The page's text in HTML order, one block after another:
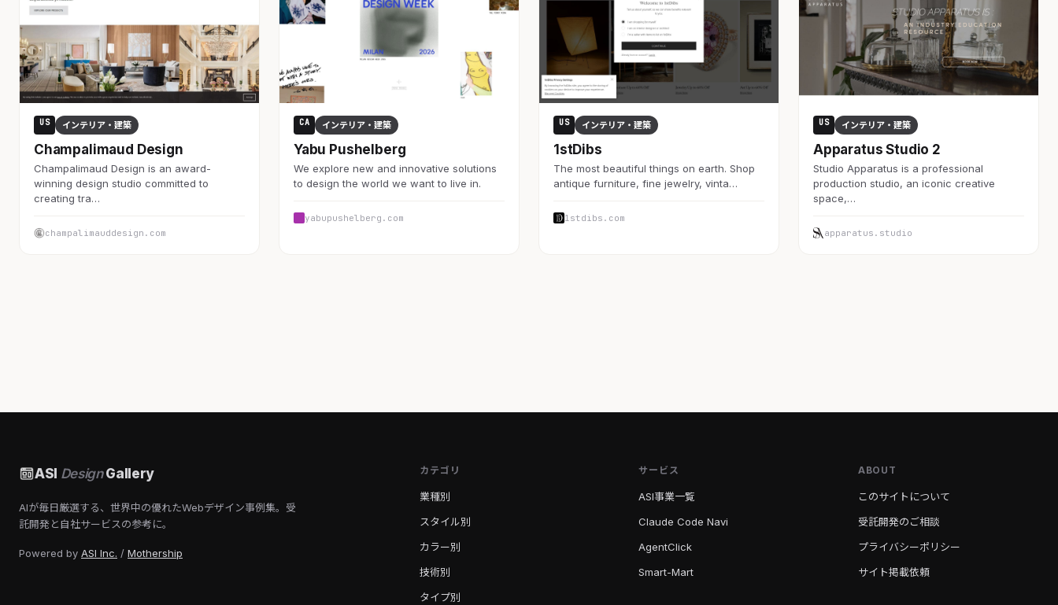
US インテリア・建築
Champalimaud Design
Champalimaud Design is an award-
winning design studio committed to
creating tra…
champalimauddesign.com
CA インテリア・建築
Yabu Pushelberg
We explore new and innovative solutions
to design the world we want to live in.
yabupushelberg.com
US インテリア・建築
1stDibs
The most beautiful things on earth. Shop
antique furniture, fine jewelry, vinta…
1stdibs.com
US インテリア・建築
Apparatus Studio 2
Studio Apparatus is a professional
production studio, an iconic creative
space,…
apparatus.studio
ASI DesignGallery
AIが毎日厳選する、世界中の優れたWebデザイン事例集。受
託開発と自社サービスの参考に。
Powered by ASI Inc. / Mothership
カテゴリ
業種別
スタイル別
カラー別
技術別
タイプ別
サービス
ASI事業一覧
Claude Code Navi
AgentClick
Smart-Mart
ABOUT
このサイトについて
受託開発のご相談
プライバシーポリシー
サイト掲載依頼